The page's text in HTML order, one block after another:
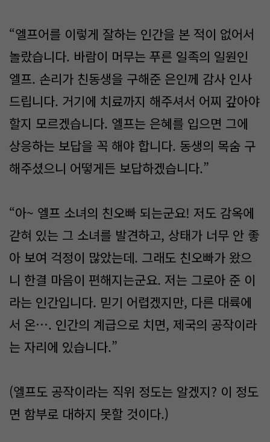
“엘프어를 이렇게 잘하는 인간을 본 적이 없어서
놀랐습니다. 바람이 머무는 푸른 일족의 일원인
엘프. 손리가 친동생을 구해준 은인께 감사 인사
드립니다. 거기에 치료까지 해주셔서 어찌 갚아야
할지 모르겠습니다. 엘프는 은혜를 입으면 그에
상응하는 보답을 꼭 해야 합니다. 동생의 목숨 구
해주셨으니 어떻게든 보답하겠습니다.”
“아~ 엘프 소녀의 친오빠 되는군요! 저도 감옥에
갇혀 있는 그 소녀를 발견하고, 상태가 너무 안 좋
아 보여 걱정이 많았는데. 그래도 친오빠가 왔으
니 한결 마음이 편해지는군요. 저는 그로아 준 이
라는 인간입니다. 믿기 어렵겠지만, 다른 대륙에
서 온…. 인간의 계급으로 치면, 제국의 공작이라
는 자리에 있습니다.”
(엘프도 공작이라는 직위 정도는 알겠지? 이 정도
면 함부로 대하지 못할 것이다.)